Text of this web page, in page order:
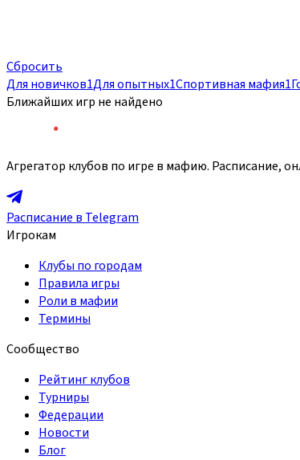
Сбросить
Для новичков1Для опытных1Спортивная мафия1
Ближайших игр не найдено
Агрегатор клубов по игре в мафию. Расписание,
Расписание в Telegram
Игрокам
Клубы по городам
Правила игры
Роли в мафии
Термины
Сообщество
Рейтинг клубов
Турниры
Федерации
Новости
Блог